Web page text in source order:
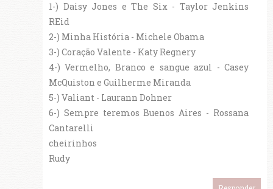
1-) Daisy Jones e The Six - Taylor Jenkins
REid
2-) Minha História - Michele Obama
3-) Coração Valente - Katy Regnery
4-) Vermelho, Branco e sangue azul - Casey
McQuiston e Guilherme Miranda
5-) Valiant - Laurann Dohner
6-) Sempre teremos Buenos Aires - Rossana
Cantarelli
cheirinhos
Rudy